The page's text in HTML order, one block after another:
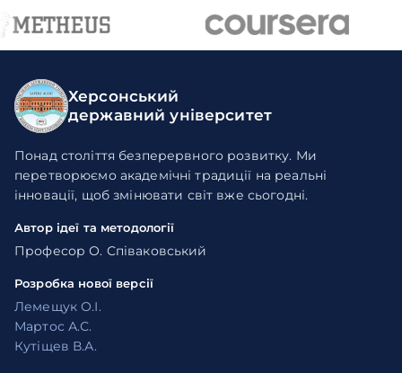
Херсонський
державний університет
Понад століття безперервного розвитку. Ми
перетворюємо академічні традиції на реальні
інновації, щоб змінювати світ вже сьогодні.
Автор ідеї та методології
Професор О. Співаковський
Розробка нової версії
Лемещук О.І.
Мартос А.С.
Кутіщев В.А.